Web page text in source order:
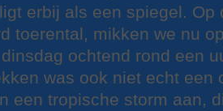
erbij als een spiegel. Op
toerental, mikken we nu
ochtend rond een
was ook niet echt een
een tropische storm aan,